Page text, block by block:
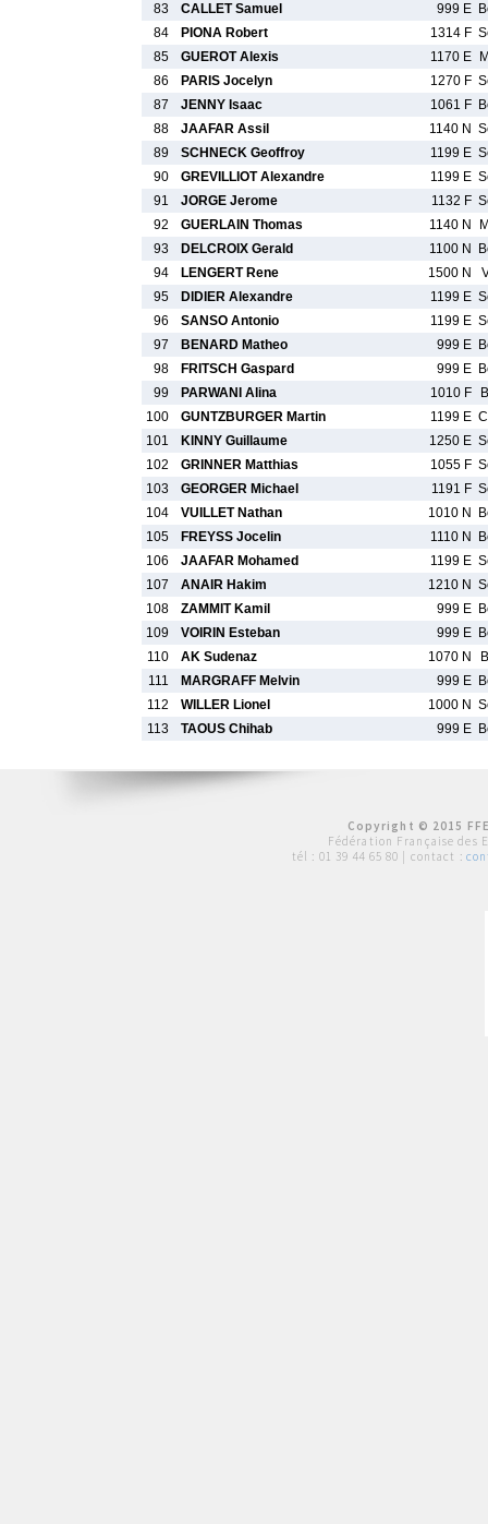
83
CALLET Samuel 999 E
84
PIONA Robert 1314 F
85
GUEROT Alexis 1170 E
86
PARIS Jocelyn 1270 F
87
JENNY Isaac 1061 F
88
JAAFAR Assil 1140 N
89
SCHNECK Geoffroy 1199 E
90
GREVILLIOT Alexandre 1199 E
91
JORGE Jerome 1132 F
92
GUERLAIN Thomas 1140 N
93
DELCROIX Gerald 1100 N
94
LENGERT Rene 1500 N
95
DIDIER Alexandre 1199 E
96
SANSO Antonio 1199 E
97
BENARD Matheo 999 E
98
FRITSCH Gaspard 999 E
99
PARWANI Alina 1010 F
100
GUNTZBURGER Martin 1199 E
101
KINNY Guillaume 1250 E
102
GRINNER Matthias 1055 F
103
GEORGER Michael 1191 F
104
VUILLET Nathan 1010 N
105
FREYSS Jocelin 1110 N
106
JAAFAR Mohamed 1199 E
107
ANAIR Hakim 1210 N
108
ZAMMIT Kamil 999 E
109
VOIRIN Esteban 999 E
110
AK Sudenaz 1070 N
111
MARGRAFF Melvin 999 E
112
WILLER Lionel 1000 N
113
TAOUS Chihab 999 E
Copyright © 2015
Fédération Française des
tél : 01 39 44 65 80 | contact :